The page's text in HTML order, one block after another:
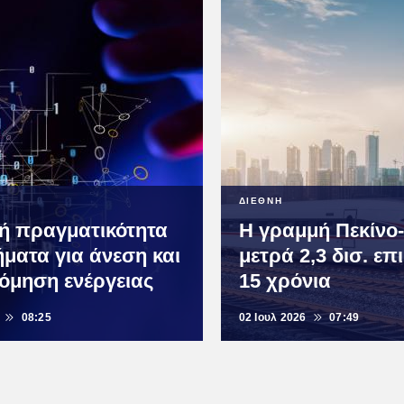
πραγματικότητα
για άνεση και
ενέργειας
08:25
ΔΙΕΘΝΗ
Η γραμμή
μετρά 2,3 δισ.
15 χρόνια
02 Ιουλ 2026 07:49